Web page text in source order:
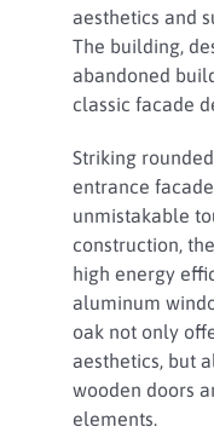
aesthetics and
The building,
abandoned
classic facade
Striking
entrance
unmistakable
construction,
high energy
aluminum
oak not only
aesthetics, but
wooden doors
elements.